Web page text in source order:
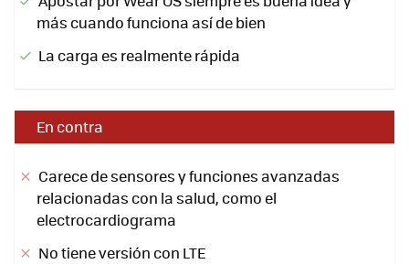
más cuando funciona así de bien
La carga es realmente rápida
En contra
Carece de sensores y funciones avanzadas
relacionadas con la salud, como el
electrocardiograma
No tiene versión con LTE